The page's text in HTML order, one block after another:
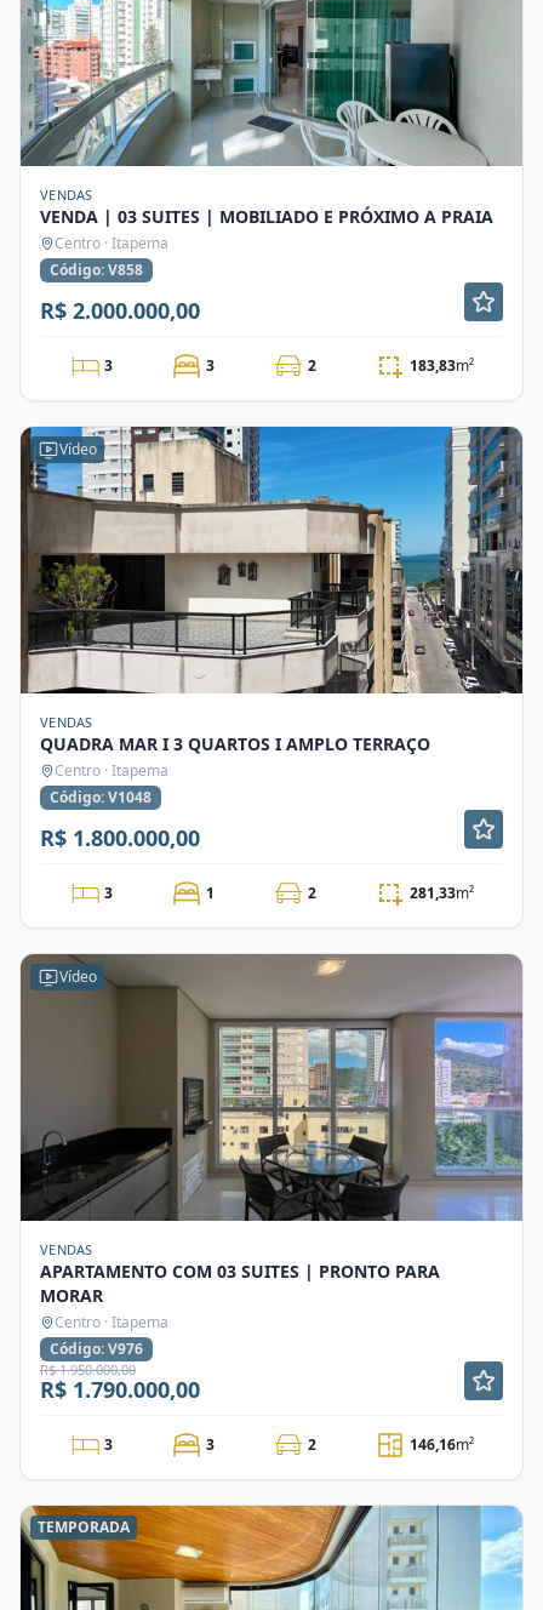
VENDAS
VENDA | 03 SUITES | MOBILIADO E PRÓXIMO A PRAIA
Centro · Itapema
Código: V858
R$ 2.000.000,00
3 3 2 183,83m²
Vídeo
VENDAS
QUADRA MAR I 3 QUARTOS I AMPLO TERRAÇO
Centro · Itapema
Código: V1048
R$ 1.800.000,00
3 1 2 281,33m²
Vídeo
VENDAS
APARTAMENTO COM 03 SUITES | PRONTO PARA
MORAR
Centro · Itapema
Código: V976
R$ 1.950.000,00
R$ 1.790.000,00
3 3 2 146,16m²
TEMPORADA